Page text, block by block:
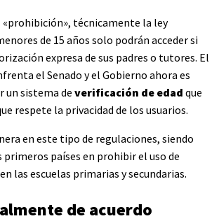
«prohibición», técnicamente la ley
de 15 años solo podrán acceder si
expresa de sus padres o tutores. El
el Senado y el Gobierno ahora es
sistema de verificación de edad que
respete la privacidad de los usuarios.
en este tipo de regulaciones, siendo
países en prohibir el uso de
las escuelas primarias y secundarias.
de acuerdo